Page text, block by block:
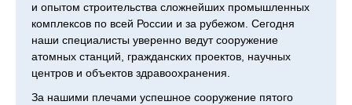
и опытом строительства сложнейших промышленных
комплексов по всей России и за рубежом. Сегодня
наши специалисты уверенно ведут сооружение
атомных станций, гражданских проектов, научных
центров и объектов здравоохранения.
За нашими плечами успешное сооружение пятого